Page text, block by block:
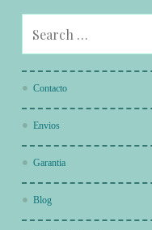
Contacto
Envios
Garantia
Blog